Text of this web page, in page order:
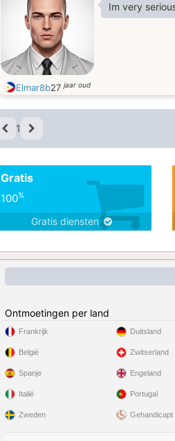
Im very
Elmar8b27jaar oud
1
Gratis
100%
Gratis diensten
Ontmoetingen per land
Frankrijk
België
Spanje
Italië
Zweden
Duitsland
Zwitserland
Engeland
Portugal
Gehandicapt